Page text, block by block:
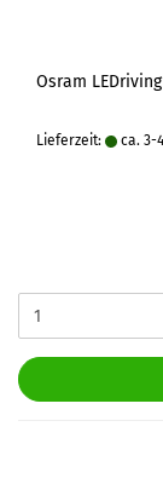
Osram
Lieferzeit: ca. 3-